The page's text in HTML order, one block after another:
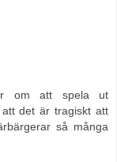
om att spela ut
det är tragiskt att
så många